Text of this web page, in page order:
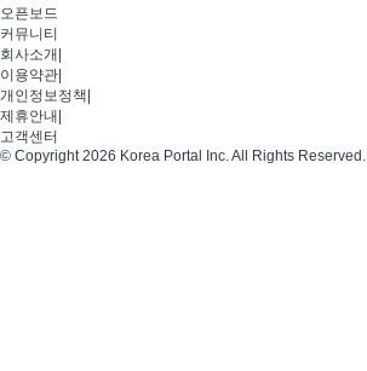
오픈보드
커뮤니티
회사소개
이용약관
개인정보정책
제휴안내
고객센터
© Copyright 2026 Korea Portal Inc. All Rights Reserved.